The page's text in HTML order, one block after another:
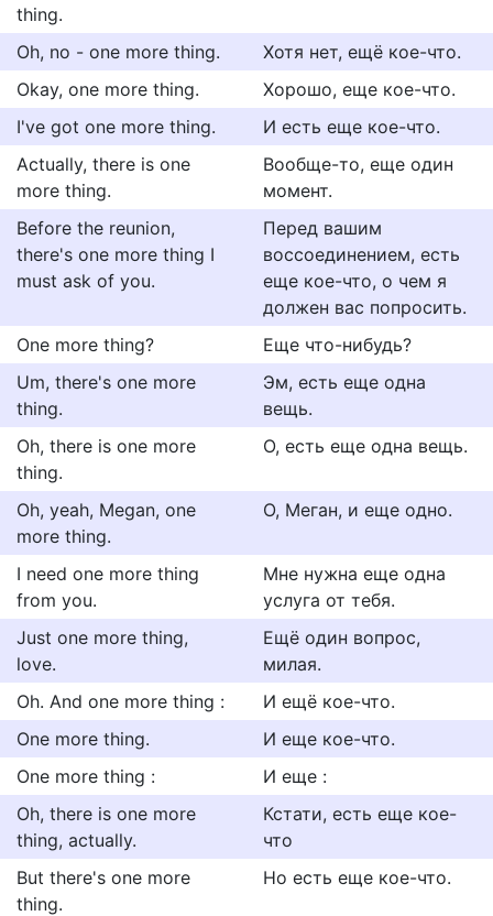
thing.
Oh, no - one more thing.
Хотя нет, ещё кое-что.
Okay, one more thing.
Хорошо, еще кое-что.
I've got one more thing.
И есть еще кое-что.
Actually, there is one
more thing.
Вообще-то, еще один
момент.
Before the reunion,
there's one more thing I
must ask of you.
Перед вашим
воссоединением, есть
еще кое-что, о чем я
должен вас попросить.
One more thing?
Еще что-нибудь?
Um, there's one more
thing.
Эм, есть еще одна
вещь.
Oh, there is one more
thing.
О, есть еще одна вещь.
Oh, yeah, Megan, one
more thing.
О, Меган, и еще одно.
I need one more thing
from you.
Мне нужна еще одна
услуга от тебя.
Just one more thing,
love.
Ещё один вопрос,
милая.
Oh. And one more thing :
И ещё кое-что.
One more thing.
И еще кое-что.
One more thing :
И еще :
Oh, there is one more
thing, actually.
Кстати, есть еще кое-
что
But there's one more
thing.
Но есть еще кое-что.